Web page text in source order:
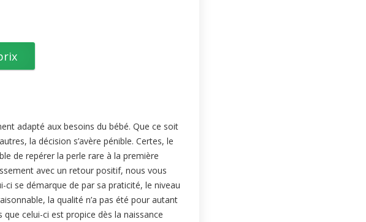
adapté aux besoins du bébé. Que ce soit
la décision s’avère pénible. Certes, le
de repérer la perle rare à la première
avec un retour positif, nous vous
se démarque de par sa praticité, le niveau
la qualité n’a pas été pour autant
celui-ci est propice dès la naissance